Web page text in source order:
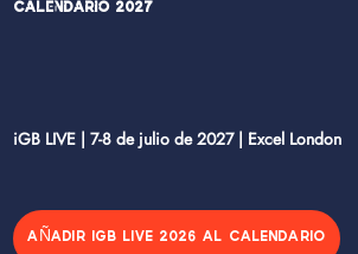
Calendario 2027
iGB LIVE | 7-8 de julio de 2027 | Excel London
AÑADIR IGB LIVE 2026 AL CALENDARIO